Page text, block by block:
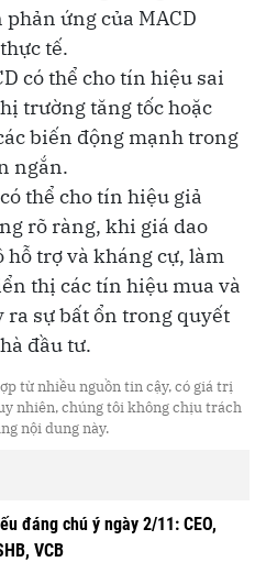
ứng của MACD
tế.
có thể cho tín hiệu sai
trường tăng tốc hoặc
biến động mạnh trong
ngắn.
thể cho tín hiệu giả
rõ ràng, khi giá dao
hỗ trợ và kháng cự, làm
thị các tín hiệu mua và
ra sự bất ổn trong quyết
đầu tư.
từ nhiều nguồn tin cậy, có giá trị
nhiên, chúng tôi không chịu trách
nội dung này.
đáng chú ý ngày 2/11: CEO,
VCB